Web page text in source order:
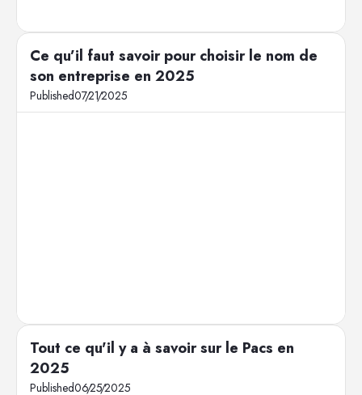
Ce qu’il faut savoir pour choisir le nom de
son entreprise en 2025
Published07/21/2025
Tout ce qu'il y a à savoir sur le Pacs en
2025
Published06/25/2025